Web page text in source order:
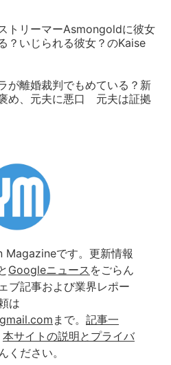
トリーマーAsmongoldに彼女
？いじられる彼女？のKaise
が離婚裁判でもめている？新
め、元夫に悪口 元夫は証拠
Magazineです。更新情報
Googleニュース をごらん
ブ記事および業界レポー
は
まで。 記事一
本サイトの説明とプライバ
ください。